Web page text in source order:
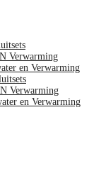
Verwarming
en Verwarming
Verwarming
en Verwarming